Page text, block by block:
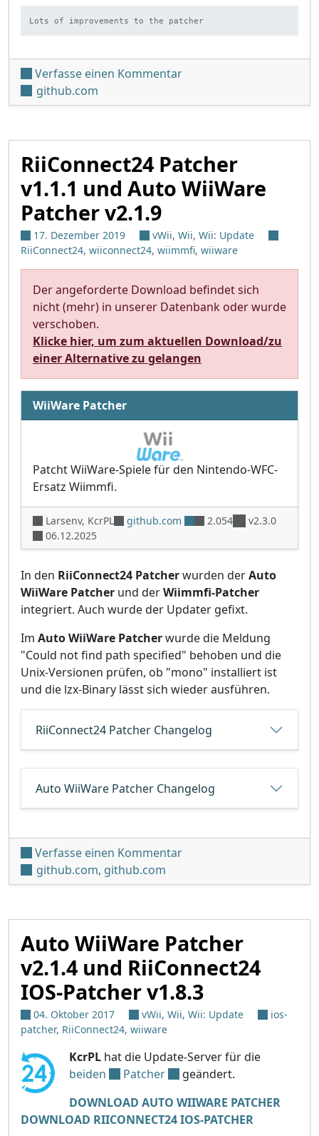
Lots of improvements to the patcher
Verfasse einen Kommentarunter 'Auto WiiWare
github.com
RiiConnect24 Patcher
v1.1.1 und Auto WiiWare
Patcher v2.1.9
17. Dezember 2019 vWii, Wii, Wii: Update
RiiConnect24, wiiconnect24, wiimmfi, wiiware
Der angeforderte Download befindet sich
nicht (mehr) in unserer Datenbank oder wurde
verschoben.
Klicke hier, um zum aktuellen Download/zu
einer Alternative zu gelangen
WiiWare Patcher
Patcht WiiWare-Spiele für den Nintendo-WFC-
Ersatz Wiimmfi.
Larsenv, KcrPL github.com 2.054
v2.3.0
06.12.2025
In den RiiConnect24 Patcherwurden derAuto
WiiWare Patcher und derWiimmfi-Patcher
integriert. Auch wurde der Updater gefixt.
Im Auto WiiWare Patcherwurde die Meldung
"Could not find path specified" behoben und die
Unix-Versionen prüfen, ob "mono" installiert ist
und die lzx-Binary lässt sich wieder ausführen.
RiiConnect24 Patcher Changelog
Auto WiiWare Patcher Changelog
Verfasse einen Kommentarunter 'RiiConnect24
github.com, github.com
Auto WiiWare Patcher
v2.1.4 und RiiConnect24
IOS-Patcher v1.8.3
04. Oktober 2017 vWii, Wii, Wii: Update
ios-
patcher, RiiConnect24, wiiware
KcrPL hat die Update-Server für die
beiden
Patcher
geändert.
DOWNLOAD AUTO WIIWARE PATCHER
DOWNLOAD RIICONNECT24 IOS-PATCHER